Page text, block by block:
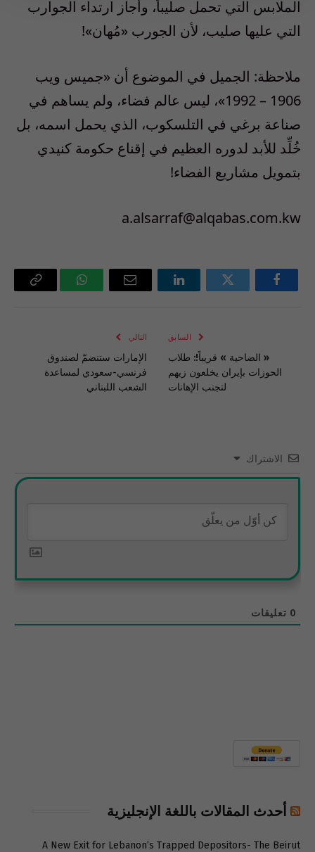
الملابس التي تحمل صليباً، وأجاز ارتداء الجوارب
التي عليها صليب، لأن الجورب «مُهان»!
ملاحظة: الجميل في الموضوع أن «جميس ويب
1906 – 1992»، ليس عالم فضاء، ولم يساهم في
صناعة برغي في التلسكوب، الذي يحمل اسمه، بل
خُلِّد للأبد لدوره العظيم في إقناع حكومة كنيدي
بتمويل مشاريع الفضاء!
a.alsarraf@alqabas.com.kw
فيسبوك تويتر لينكدإن
البريد
واتساب Copy
السابق
« الضاحية » قريباً!: طلاب
الحوزات بإيران يخلعون زيهم
لتجنب الإهانات
التالي
الإمارات ستنضمّ لصندوق
فرنسي-سعودي لمساعدة
الشعب اللبناني
الاشتراك
0 تعليقات
أحدث المقالات باللغة الإنجليزية
A New Exit for Lebanon’s Trapped Depositors- The Beirut